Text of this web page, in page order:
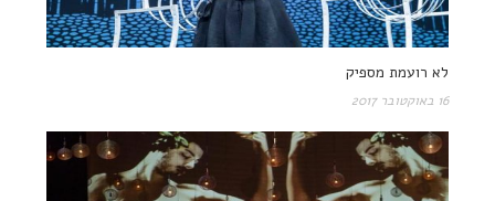
לא רועמת מספיק
16 באוקטובר 2017